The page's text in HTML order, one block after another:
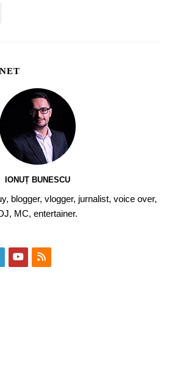
IONUȚ BUNESCU
blogger, vlogger, jurnalist, voice over,
MC, entertainer.